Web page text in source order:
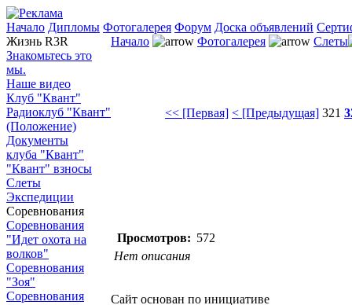
Начало Дипломы Фотогалерея Форум Доска объявлений
Жизнь R3R
Знакомьтесь это
мы.
Наше видео
Клуб "Квант"
Радиоклуб "Квант"
(Положение)
Документы
клуба "Квант"
"Квант" взносы
Слеты
Экспедиции
Соревнования
Соревнования
"Идет охота на
волков"
Соревнования
"Зоя"
Соревнования
Начало Фотогалерея Слеты
<< [Первая] < [Предыдущая] 321
Просмотров: 572
Нет описания
Сайт основан по инициативе